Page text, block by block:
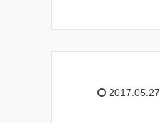
2017.05.27